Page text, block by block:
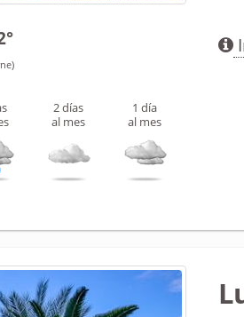
2 días
al mes
1 día
al mes